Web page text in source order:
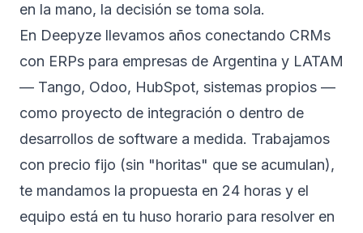
en la mano, la decisión se toma sola.
En Deepyze llevamos años conectando CRMs
con ERPs para empresas de Argentina y LATAM
— Tango, Odoo, HubSpot, sistemas propios —
como proyecto de integración o dentro de
desarrollos de software a medida. Trabajamos
con precio fijo (sin "horitas" que se acumulan),
te mandamos la propuesta en 24 horas y el
equipo está en tu huso horario para resolver en